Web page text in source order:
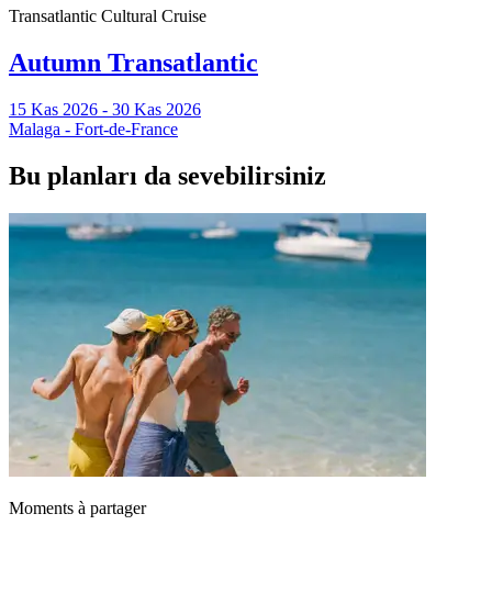
Transatlantic Cultural Cruise
Autumn Transatlantic
15 Kas 2026 - 30 Kas 2026
Malaga - Fort-de-France
Bu planları da sevebilirsiniz
Moments à partager